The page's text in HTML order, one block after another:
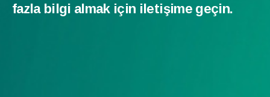
fazla bilgi almak için iletişime geçin.